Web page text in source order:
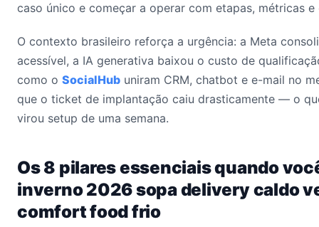
caso único e começar a operar com etapas, métricas e
O contexto brasileiro reforça a urgência: a Meta
acessível, a IA generativa baixou o custo de
como o SocialHub uniram CRM, chatbot e e-mail no
que o ticket de implantação caiu drasticamente — o
virou setup de uma semana.
Os 8 pilares essenciais quando
inverno 2026 sopa delivery caldo
comfort food frio